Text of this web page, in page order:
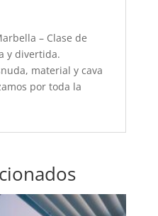
– Clase de
y divertida.
material y cava
por toda la